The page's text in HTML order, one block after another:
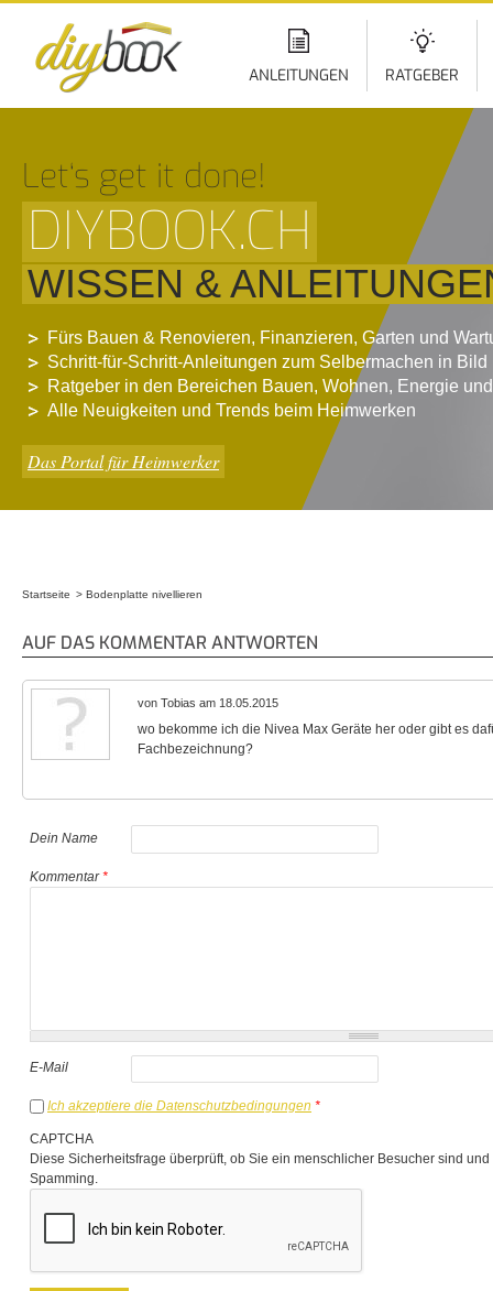
ANLEITUNGEN RATGEBER
Let‘s get it done!
DIYBOOK.CH
WISSEN &
Fürs Bauen & Renovieren, Finanzieren, Garten und
Schritt-für-Schritt-Anleitungen zum Selbermachen in Bild
Ratgeber in den Bereichen Bauen, Wohnen, Energie
Alle Neuigkeiten und Trends beim Heimwerken
Das Portal für Heimwerker
Startseite Bodenplatte nivellieren
AUF DAS KOMMENTAR ANTWORTEN
von Tobias am 18.05.2015
wo bekomme ich die Nivea Max Geräte her oder gibt es
Fachbezeichnung?
Dein Name
Kommentar*
E-Mail
Ich akzeptiere die Datenschutzbedingungen *
CAPTCHA
Diese Sicherheitsfrage überprüft, ob Sie ein menschlicher Besucher sind
Spamming.